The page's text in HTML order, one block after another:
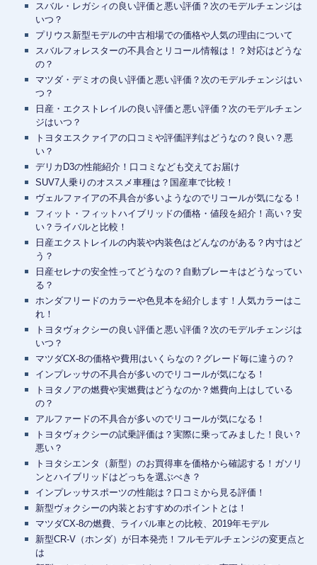
スバル・レガシィの良い評価と悪い評価？次のモデルチェンジは
いつ？
プリウス新型モデルの中古相場での価格や人気の理由について
スバルフォレスターの不具合とリコール情報は！？対応はどうな
の？
マツダ・デミオの良い評価と悪い評価？次のモデルチェンジはい
つ？
日産・エクストレイルの良い評価と悪い評価？次のモデルチェン
ジはいつ？
トヨタエスクァイアの口コミや評価評判はどうなの？良い？悪
い？
デリカD3の性能紹介！口コミなども交えてお届け
SUV7人乗りのオススメ車種は？国産車で比較！
ヴェルファイアの不具合が多いようなのでリコールが気になる！
フィット・フィットハイブリッドの価格・値段を紹介！高い？安
い？ライバルと比較！
日産エクストレイルの内装や内装色はどんなのがある？内寸はど
う？
日産セレナの安全性ってどうなの？自動ブレーキはどうなってい
る？
ホンダフリードのカラーや色見本を紹介します！人気カラーはこ
れ！
トヨタヴォクシーの良い評価と悪い評価？次のモデルチェンジは
いつ？
マツダCX-8の価格や費用はいくらなの？グレード毎に違うの？
インプレッサの不具合が多いのでリコールが気になる！
トヨタノアの燃費や実燃費はどうなのか？燃費向上はしている
の？
アルファードの不具合が多いのでリコールが気になる！
トヨタヴォクシーの試乗評価は？実際に乗ってみました！良い？
悪い？
トヨタシエンタ（新型）のお買得車を価格から確認する！ガソリ
ンとハイブリッドはどっちを選ぶべき？
インプレッサスポーツの性能は？口コミから見る評価！
新型ヴォクシーの内装とおすすめのポイントとは！
マツダCX-8の燃費、ライバル車との比較、2019年モデル
新型CR-V（ホンダ）が日本発売！フルモデルチェンジの変更点と
は